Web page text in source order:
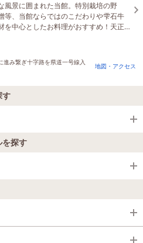
風景に囲まれた当館。特別栽培の野
等、当館ならではのこだわりや雫石牛
を中心としたお料理がおすすめ！天正
る「鶯宿温泉」に浸かり心和む安らぎ
み繋ぎ十字路を県道一号線入
地図・アクセス
す
を探す
イ・マリオット・岐阜美濃